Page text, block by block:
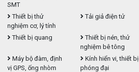
SMT
Thiết bị thử
nghiệm cơ, lý tính
Tải giả điện tử
Thiết bị quang
Thiết bị nén, thử
nghiệm bê tông
Máy bộ đàm, định
vị GPS, ống nhòm
Kính hiển vi, thiết bị
phóng đại